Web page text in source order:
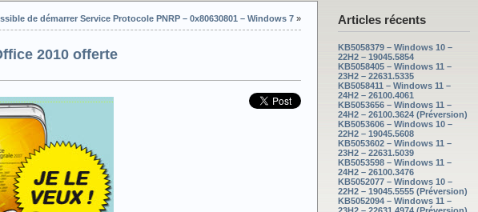
Articles récents
KB5058379 – Windows 10 –
22H2 – 19045.5854
KB5058405 – Windows 11 –
23H2 – 22631.5335
KB5058411 – Windows 11 –
24H2 – 26100.4061
KB5053656 – Windows 11 –
24H2 – 26100.3624 (Préversion)
KB5053606 – Windows 10 –
22H2 – 19045.5608
KB5053602 – Windows 11 –
23H2 – 22631.5039
KB5053598 – Windows 11 –
24H2 – 26100.3476
KB5052077 – Windows 10 –
22H2 – 19045.5555 (Préversion)
KB5052094 – Windows 11 –
de démarrer Service Protocole PNRP – 0x80630801 – Windows 7 »
2010 offerte